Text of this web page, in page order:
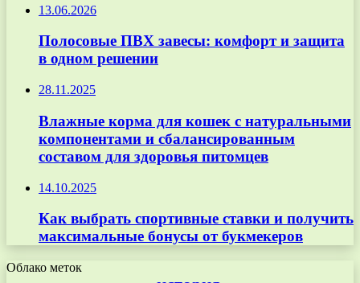
13.06.2026
Полосовые ПВХ завесы: комфорт и защита
в одном решении
28.11.2025
Влажные корма для кошек с натуральными
компонентами и сбалансированным
составом для здоровья питомцев
14.10.2025
Как выбрать спортивные ставки и получить
максимальные бонусы от букмекеров
Облако меток